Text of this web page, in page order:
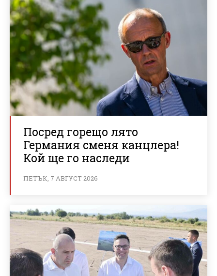
Посред горещо лято
Германия сменя канцлера!
Кой ще го наследи
ПЕТЪК, 7 АВГУСТ 2026